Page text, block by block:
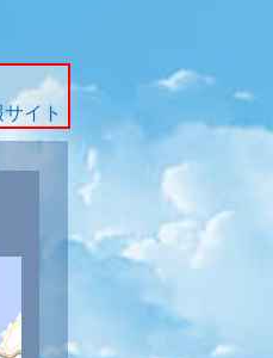
イト